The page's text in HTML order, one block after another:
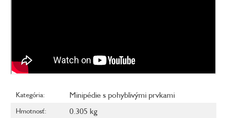
Kategória: Minipédie s pohyblivými prvkami
Hmotnosť: 0.305 kg